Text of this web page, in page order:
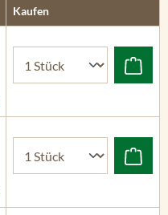
Kaufen